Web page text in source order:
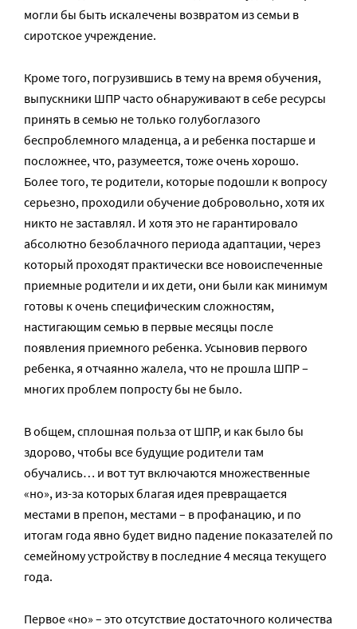
могли бы быть искалечены возвратом из семьи в
сиротское учреждение.
Кроме того, погрузившись в тему на время обучения,
выпускники ШПР часто обнаруживают в себе ресурсы
принять в семью не только голубоглазого
беспроблемного младенца, а и ребенка постарше и
посложнее, что, разумеется, тоже очень хорошо.
Более того, те родители, которые подошли к вопросу
серьезно, проходили обучение добровольно, хотя их
никто не заставлял. И хотя это не гарантировало
абсолютно безоблачного периода адаптации, через
который проходят практически все новоиспеченные
приемные родители и их дети, они были как минимум
готовы к очень специфическим сложностям,
настигающим семью в первые месяцы после
появления приемного ребенка. Усыновив первого
ребенка, я отчаянно жалела, что не прошла ШПР –
многих проблем попросту бы не было.
В общем, сплошная польза от ШПР, и как было бы
здорово, чтобы все будущие родители там
обучались… и вот тут включаются множественные
«но», из-за которых благая идея превращается
местами в препон, местами – в профанацию, и по
итогам года явно будет видно падение показателей по
семейному устройству в последние 4 месяца текущего
года.
Первое «но» – это отсутствие достаточного количества